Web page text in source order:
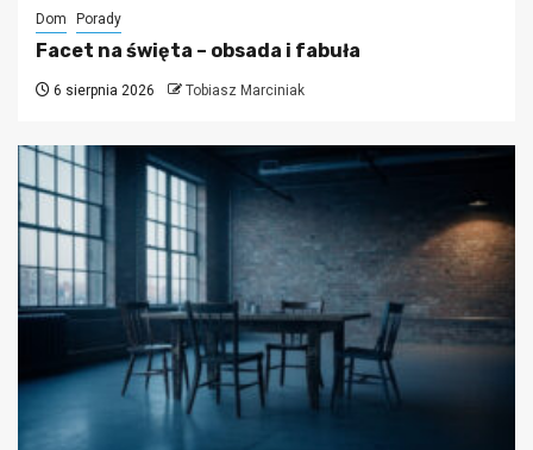
Dom Porady
Facet na święta – obsada i fabuła
6 sierpnia 2026 Tobiasz Marciniak